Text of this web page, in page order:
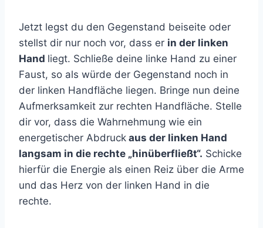
Jetzt legst du den Gegenstand beiseite oder
stellst dir nur noch vor, dass er in der linken
Hand liegt. Schließe deine linke Hand zu einer
Faust, so als würde der Gegenstand noch in
der linken Handfläche liegen. Bringe nun deine
Aufmerksamkeit zur rechten Handfläche. Stelle
dir vor, dass die Wahrnehmung wie ein
energetischer Abdruck aus der linken Hand
langsam in die rechte „hinüberfließt“. Schicke
hierfür die Energie als einen Reiz über die Arme
und das Herz von der linken Hand in die
rechte.